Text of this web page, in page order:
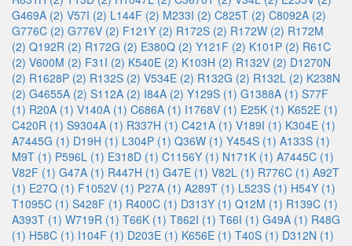
G469A (2) V57I (2) L144F (2) M233I (2) C825T (2) C8092A (2)
G776C (2) G776V (2) F121Y (2) R172S (2) R172W (2) R172M
(2) Q192R (2) R172G (2) E380Q (2) Y121F (2) K101P (2) R61C
(2) V600M (2) F31I (2) K540E (2) K103H (2) R132V (2) D1270N
(2) R1628P (2) R132S (2) V534E (2) R132G (2) R132L (2) K238N
(2) G4655A (2) S112A (2) I84A (2) Y129S (1) G1388A (1) S77F
(1) R20A (1) V140A (1) C686A (1) I1768V (1) E25K (1) K652E (1)
C420R (1) S9304A (1) R337H (1) C421A (1) V189I (1) K304E (1)
A7445G (1) D19H (1) L304P (1) Q36W (1) Y454S (1) A133S (1)
M9T (1) P596L (1) E318D (1) C1156Y (1) N171K (1) A7445C (1)
V82F (1) G47A (1) R447H (1) G47E (1) V82L (1) R776C (1) A92T
(1) E27Q (1) F1052V (1) P27A (1) A289T (1) L523S (1) H54Y (1)
T1095C (1) S428F (1) R400C (1) D313Y (1) Q12M (1) R139C (1)
A393T (1) W719R (1) T66K (1) T862I (1) T66I (1) G49A (1) R48G
(1) H58C (1) I104F (1) D203E (1) K656E (1) T40S (1) D312N (1)